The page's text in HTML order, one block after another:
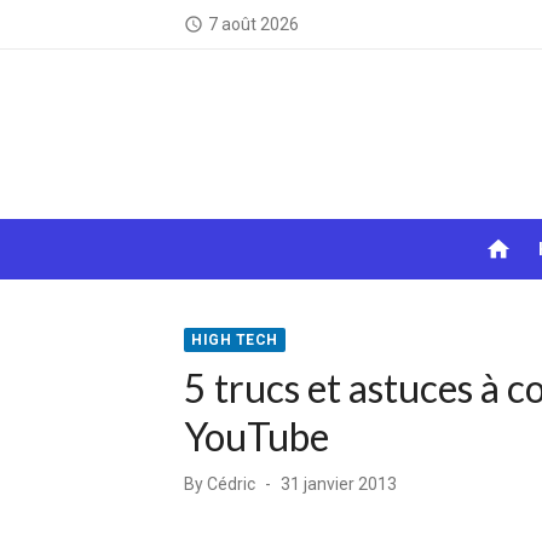
access_time 7 août 2026
home
HIGH TECH
5 trucs et astuces à
YouTube
ByCédric
Posted
31 janvier 2013